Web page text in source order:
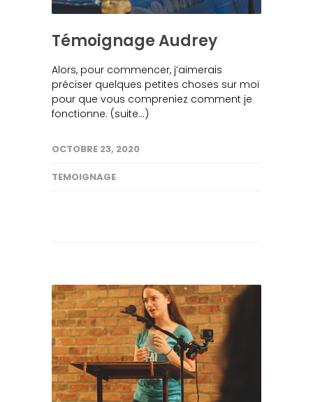
Témoignage Audrey
Alors, pour commencer, j’aimerais
préciser quelques petites choses sur moi
pour que vous compreniez comment je
fonctionne. (suite…)
OCTOBRE 23, 2020
TEMOIGNAGE